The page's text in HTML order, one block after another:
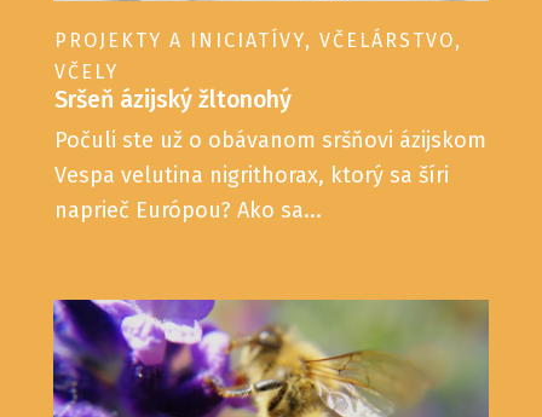
PROJEKTY A INICIATÍVY, VČELÁRSTVO,
VČELY
Sršeň ázijský žltonohý
Počuli ste už o obávanom sršňovi ázijskom
Vespa velutina nigrithorax, ktorý sa šíri
naprieč Európou? Ako sa...